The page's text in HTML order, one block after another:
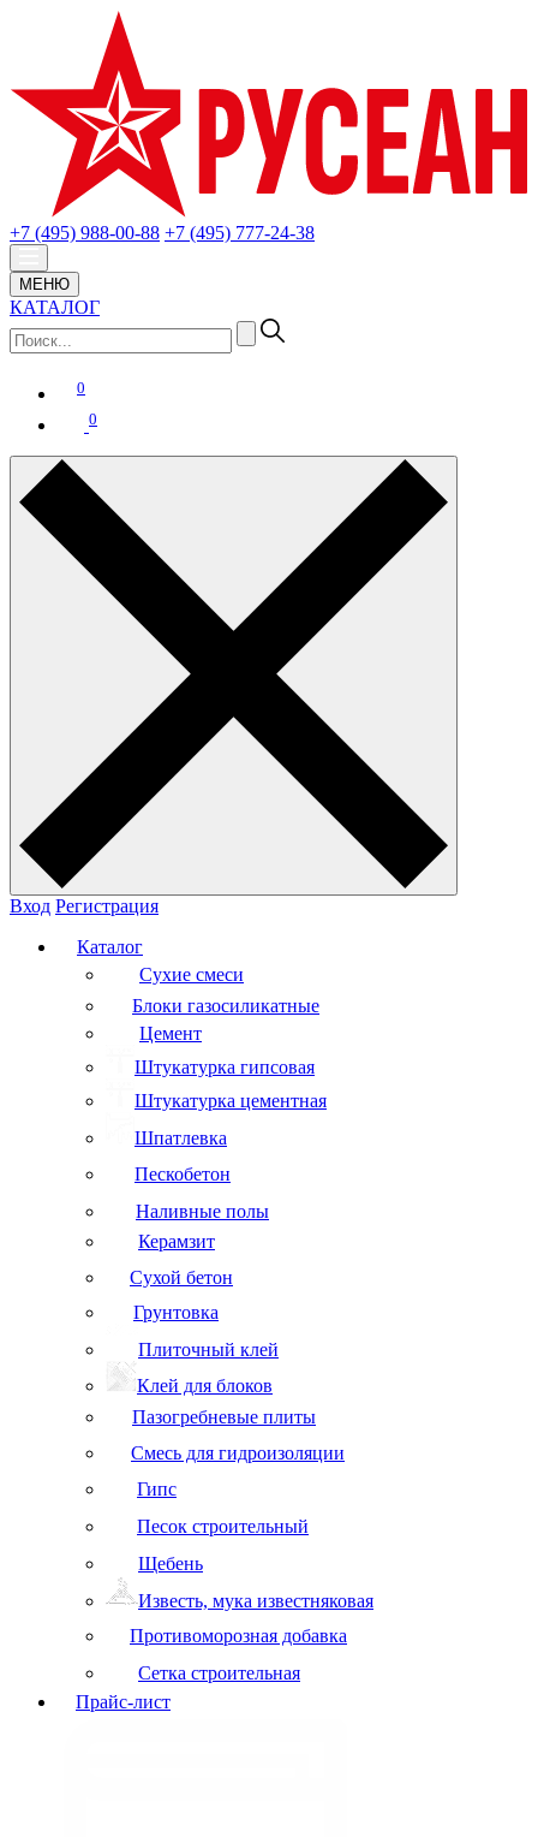
+7 (495) 988-00-88 +7 (495) 777-24-38
МЕНЮ
КАТАЛОГ
0
0
Вход Регистрация
Каталог
Сухие смеси
Блоки газосиликатные
Цемент
Штукатурка гипсовая
Штукатурка цементная
Шпатлевка
Пескобетон
Наливные полы
Керамзит
Сухой бетон
Грунтовка
Плиточный клей
Клей для блоков
Пазогребневые плиты
Смесь для гидроизоляции
Гипс
Песок строительный
Щебень
Известь, мука известняковая
Противоморозная добавка
Сетка строительная
Прайс-лист